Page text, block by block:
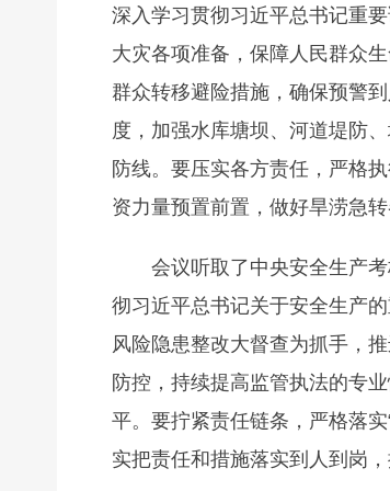
深入学习贯彻习近平总书记重
大灾各项准备，保障人民群众
群众转移避险措施，确保预警
度，加强水库塘坝、河道堤防
防线。要压实各方责任，严格
资力量预置前置，做好旱涝急
会议听取了中央安全生产
彻习近平总书记关于安全生产
风险隐患整改大督查为抓手，
防控，持续提高监管执法的专
平。要拧紧责任链条，严格落
实把责任和措施落实到人到岗